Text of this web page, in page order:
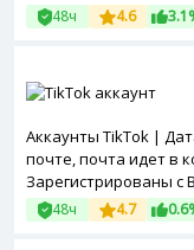
48ч 4.6
Аккаунты TikTok |
почте, почта идет в
Зарегистрированы с
48ч 4.7